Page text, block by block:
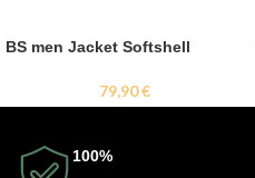
BS men Jacket Softshell
79,90€
100%